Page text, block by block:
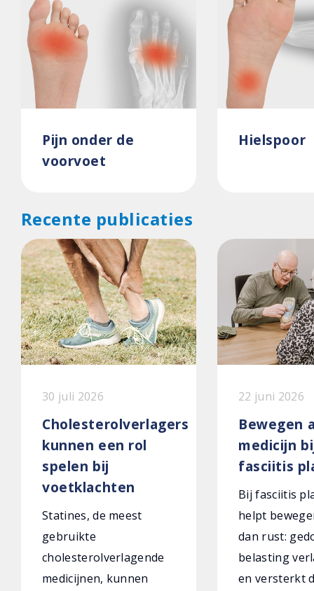
Pijn onder de
voorvoet
Hielspoor
Recente publicaties
30 juli 2026
Cholesterolverlagers
kunnen een rol
spelen bij
voetklachten
Statines, de meest
gebruikte
cholesterolverlagende
medicijnen, kunnen
22 juni 2026
Bewegen
medicijn
fasciitis
Bij fasciitis
helpt
dan rust:
belasting
en versterkt